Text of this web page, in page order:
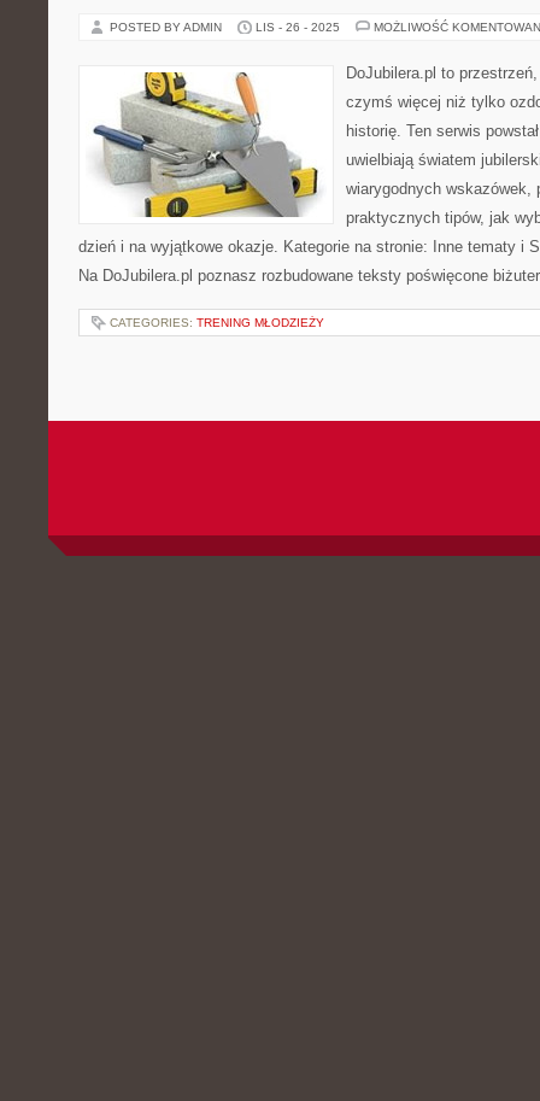
POSTED BY ADMIN LIS - 26 - 2025 MOŻLIWOŚĆ
DoJubilera.pl to
czymś więcej niż tylko
historię. Ten serwis
uwielbiają światem
wiarygodnych wskazówek,
praktycznych tipów, jak
dzień i na wyjątkowe okazje. Kategorie na stronie: Inne tematy i
Na DoJubilera.pl poznasz rozbudowane teksty poświęcone
CATEGORIES: TRENING MŁODZIEŻY